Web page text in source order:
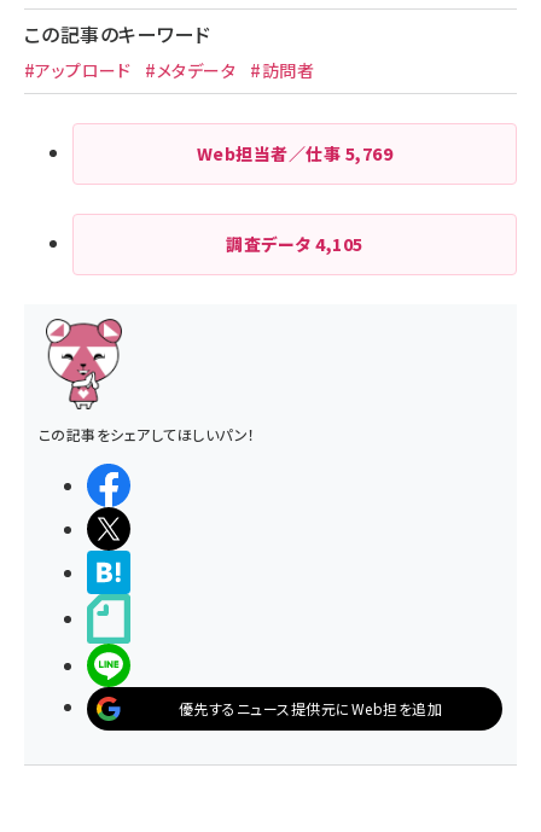
この記事のキーワード
#アップロード #メタデータ #訪問者
Web担当者／仕事 5,769
調査データ4,105
この記事をシェアしてほしいパン！
優先するニュース提供元にWeb担を追加